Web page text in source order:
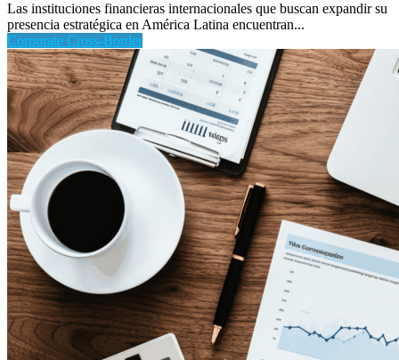
Las instituciones financieras internacionales que buscan expandir su
presencia estratégica en América Latina encuentran...
Corporate Cross-Border